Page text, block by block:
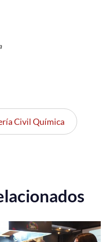
Civil Química